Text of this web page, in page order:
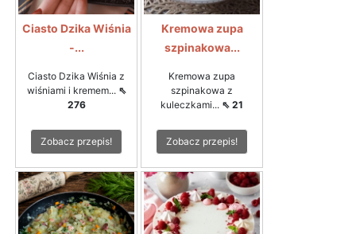
Ciasto Dzika Wiśnia
-...
Ciasto Dzika Wiśnia z
wiśniami i kremem... ⇖
276
Zobacz przepis!
Kremowa zupa
szpinakowa...
Kremowa zupa
szpinakowa z
kuleczkami... ⇖ 21
Zobacz przepis!